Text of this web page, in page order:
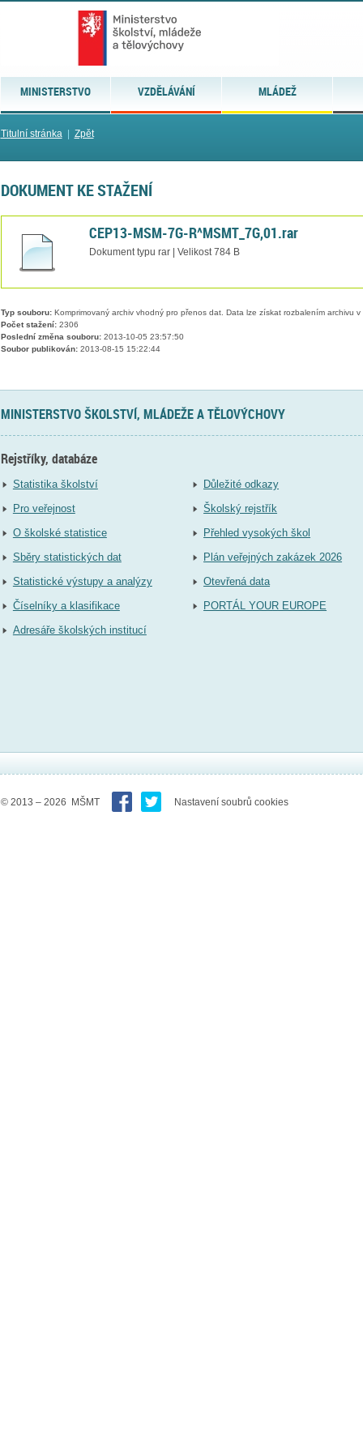
MINISTERSTVO VZDĚLÁVÁNÍ MLÁDEŽ
Titulní stránka| Zpět
DOKUMENT KE STAŽENÍ
CEP13-MSM-7G-R^MSMT_7G,01.rar
Dokument typu rar | Velikost 784 B
Typ souboru:Komprimovaný archiv vhodný pro přenos dat. Data lze získat rozbalením archivu
Počet stažení:2306
Poslední změna souboru:2013-10-05 23:57:50
Soubor publikován:2013-08-15 15:22:44
MINISTERSTVO ŠKOLSTVÍ, MLÁDEŽE A TĚLOVÝCHOVY
Rejstříky, databáze
Statistika školství
Pro veřejnost
O školské statistice
Sběry statistických dat
Statistické výstupy a analýzy
Číselníky a klasifikace
Adresáře školských institucí
Důležité odkazy
Školský rejstřík
Přehled vysokých škol
Plán veřejných zakázek 2026
Otevřená data
PORTÁL YOUR EUROPE
© 2013 – 2026 MŠMT Nastavení soubrů cookies